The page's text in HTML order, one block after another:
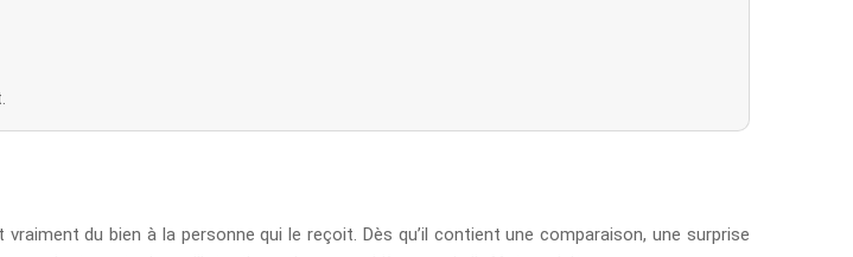
du bien à la personne qui le reçoit. Dès qu’il contient une comparaison, une surprise